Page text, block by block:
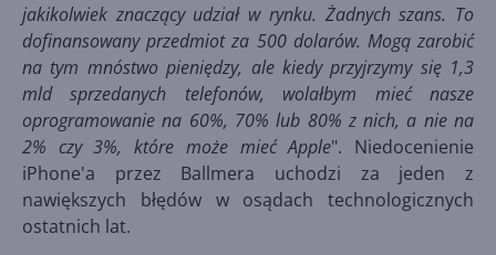
jakikolwiek znaczący udział w rynku. Żadnych szans. To
dofinansowany przedmiot za 500 dolarów. Mogą zarobić
na tym mnóstwo pieniędzy, ale kiedy przyjrzymy się 1,3
mld sprzedanych telefonów, wolałbym mieć nasze
oprogramowanie na 60%, 70% lub 80% z nich, a nie na
2% czy 3%, które może mieć Apple". Niedocenienie
iPhone'a przez Ballmera uchodzi za jeden z
nawiększych błędów w osądach technologicznych
ostatnich lat.